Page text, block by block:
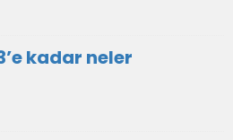
kadar neler